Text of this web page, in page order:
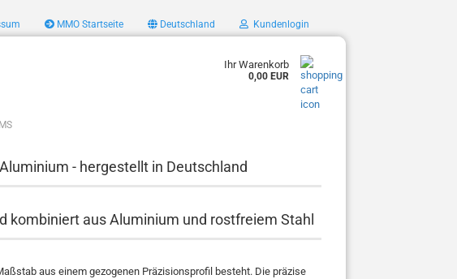
MMO Startseite Deutschland Kundenlogin
Ihr Warenkorb
0,00 EUR
- hergestellt in Deutschland
kombiniert aus Aluminium und rostfreiem Stahl
aus einem gezogenen Präzisionsprofil besteht. Die präzise